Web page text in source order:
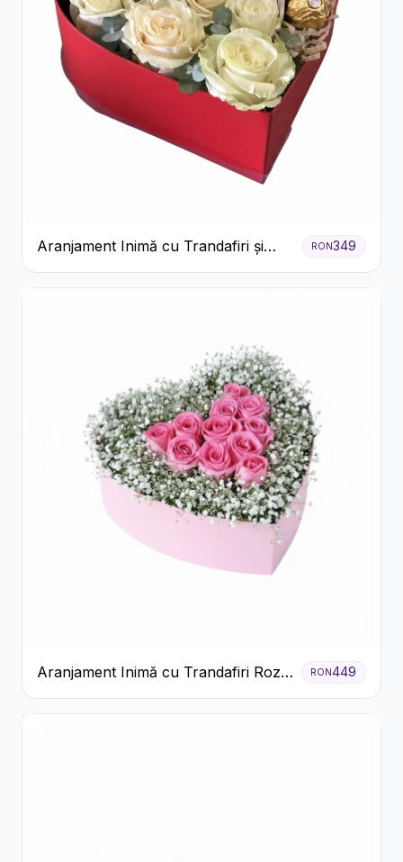
Aranjament Inimă cu Trandafiri și
Praline Ferrero
RON349
Aranjament Inimă cu Trandafiri Roz
și Gypsophila Albă
RON449